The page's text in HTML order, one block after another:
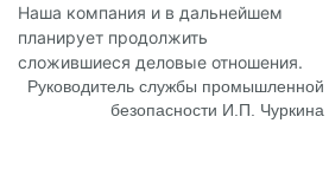
Наша компания и в дальнейшем
планирует продолжить
сложившиеся деловые отношения.
Руководитель службы промышленной
безопасности И.П. Чуркина